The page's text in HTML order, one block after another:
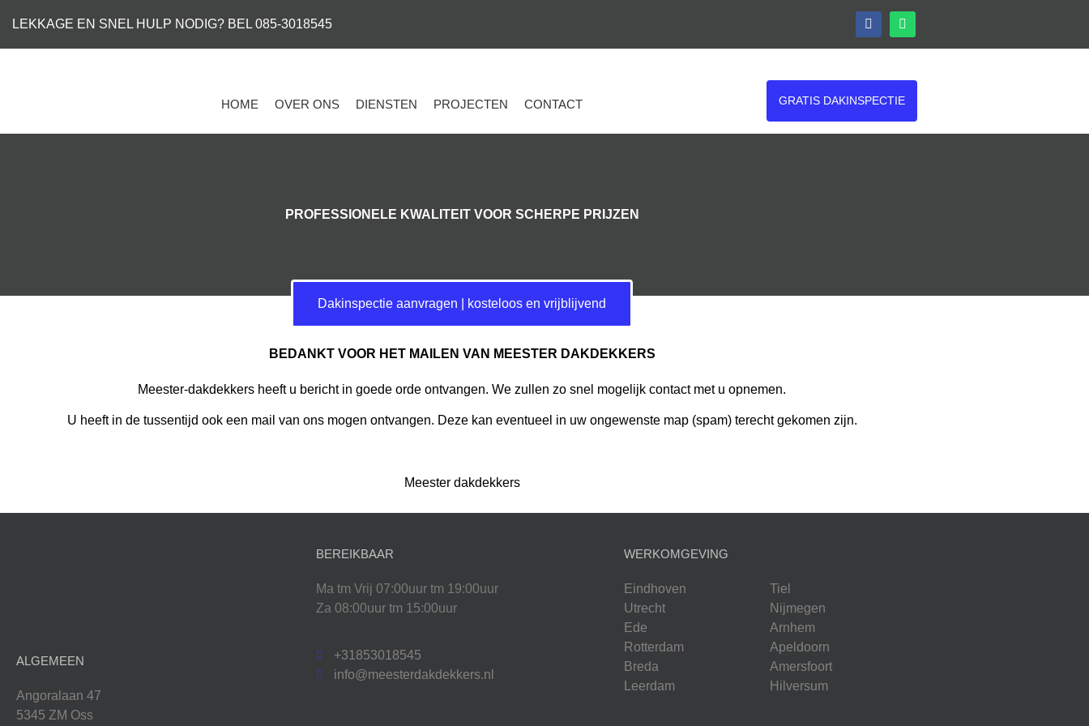
LEKKAGE EN SNEL HULP NODIG? BEL 085-3018545
HOME OVER ONS DIENSTEN PROJECTEN CONTACT GRATIS DAKINSPECTIE
PROFESSIONELE KWALITEIT VOOR SCHERPE PRIJZEN
Dakinspectie aanvragen | kosteloos en vrijblijvend
BEDANKT VOOR HET MAILEN VAN MEESTER DAKDEKKERS
Meester-dakdekkers heeft u bericht in goede orde ontvangen. We zullen zo snel mogelijk contact met u opnemen.
U heeft in de tussentijd ook een mail van ons mogen ontvangen. Deze kan eventueel in uw ongewenste map (spam) terecht gekomen zijn.
Meester dakdekkers
ALGEMEEN
Angoralaan 47
5345 ZM Oss
BEREIKBAAR
Ma tm Vrij 07:00uur tm 19:00uur
Za 08:00uur tm 15:00uur
+31853018545
info@meesterdakdekkers.nl
WERKOMGEVING
Eindhoven
Utrecht
Ede
Rotterdam
Breda
Leerdam
Tiel
Nijmegen
Arnhem
Apeldoorn
Amersfoort
Hilversum